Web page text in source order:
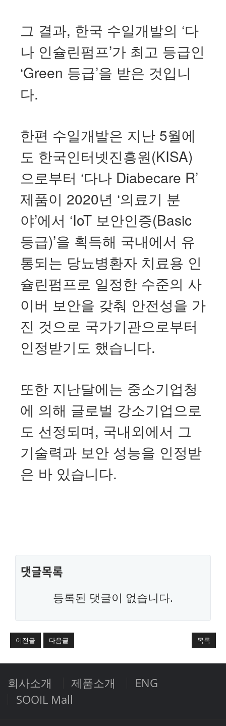
그 결과, 한국 수일개발의 ‘다
나 인슐린펌프’가 최고 등급인
‘Green 등급’을 받은 것입니
다.
한편 수일개발은 지난 5월에
도 한국인터넷진흥원(KISA)
으로부터 ‘다나 Diabecare R’
제품이 2020년 ‘의료기 분
야’에서 ‘IoT 보안인증(Basic
등급)’을 획득해 국내에서 유
통되는 당뇨병환자 치료용 인
슐린펌프로 일정한 수준의 사
이버 보안을 갖춰 안전성을 가
진 것으로 국가기관으로부터
인정받기도 했습니다.
또한 지난달에는 중소기업청
에
의해 글로벌 강소기업으로
도 선정되며 , 국내외에서 그
기술력과 보안 성능을 인정받
은 바 있습니다.
댓글목록
등록된 댓글이 없습니다.
이전글 다음글 목록
회사소개 제품소개
ENG
SOOIL Mall